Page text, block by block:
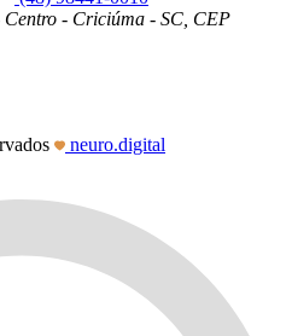
Centro - Criciúma - SC, CEP
neuro.digital